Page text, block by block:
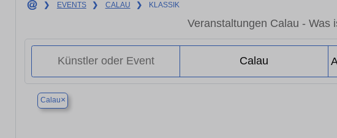
❯ EVENTS ❯ CALAU ❯ KLASSIK
Veranstaltungen Calau - Was
Calau×